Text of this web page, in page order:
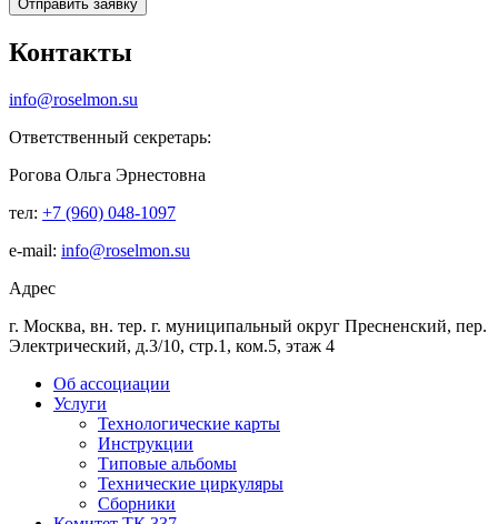
Контакты
info@roselmon.su
Ответственный секретарь:
Рогова Ольга Эрнестовна
тел: +7 (960) 048-1097
е-mail: info@roselmon.su
Адрес
г. Москва, вн. тер. г. муниципальный округ Пресненский, пер.
Электрический, д.3/10, стр.1, ком.5, этаж 4
Об ассоциации
Услуги
Технологические карты
Инструкции
Типовые альбомы
Технические циркуляры
Сборники